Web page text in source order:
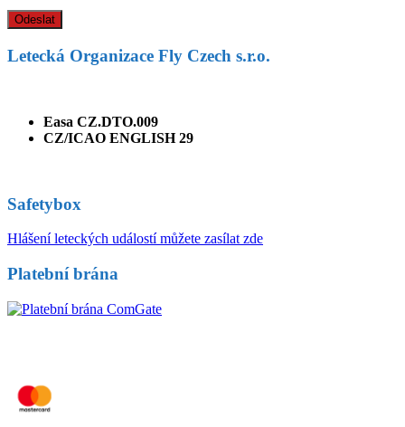
Letecká Organizace Fly Czech s.r.o.
Easa CZ.DTO.009
CZ/ICAO ENGLISH 29
Safetybox
Hlášení leteckých událostí můžete zasílat zde
Platební brána